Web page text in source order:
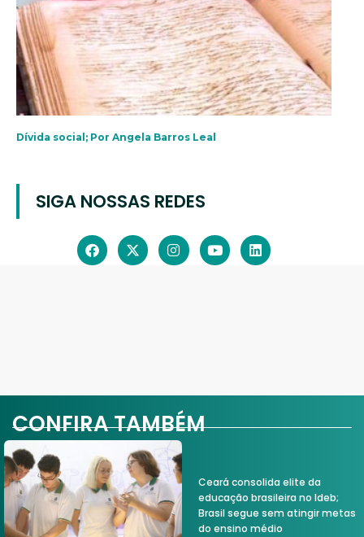
Dívida social; Por Angela Barros Leal
SIGA NOSSAS REDES
CONFIRA TAMBÉM
Ceará consolida elite da
educação brasileira no Ideb;
Brasil segue sem atingir metas
do ensino médio